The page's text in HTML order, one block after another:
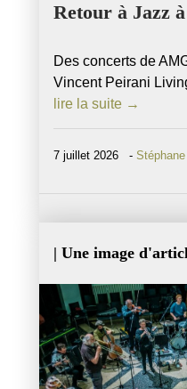
Retour à Jazz
Des concerts de
Vincent Peirani
lire la suite →
7 juillet 2026 - Stéphane
| Une image